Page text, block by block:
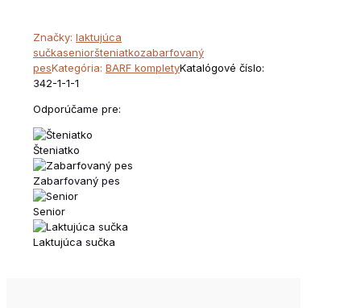
Značky: laktujúca
sučkasenioršteniatkozabarfovaný
pesKategória: BARF kompletyKatalógové číslo:
342-1-1-1
Odporúčame pre:
Šteniatko
Zabarfovaný pes
Senior
Laktujúca sučka